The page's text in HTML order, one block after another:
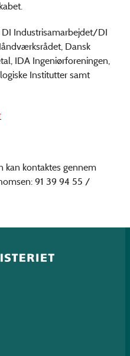
DI Industrisamarbejdet/DI
Dansk
IDA Ingeniørforeningen,
Institutter samt
kan kontaktes gennem
91 39 94 55 /